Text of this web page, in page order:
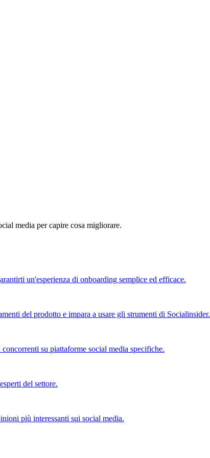
media per capire cosa migliorare.
un'esperienza di onboarding semplice ed efficace.
del prodotto e impara a usare gli strumenti di Socialinsider.
su piattaforme social media specifiche.
del settore.
più interessanti sui social media.